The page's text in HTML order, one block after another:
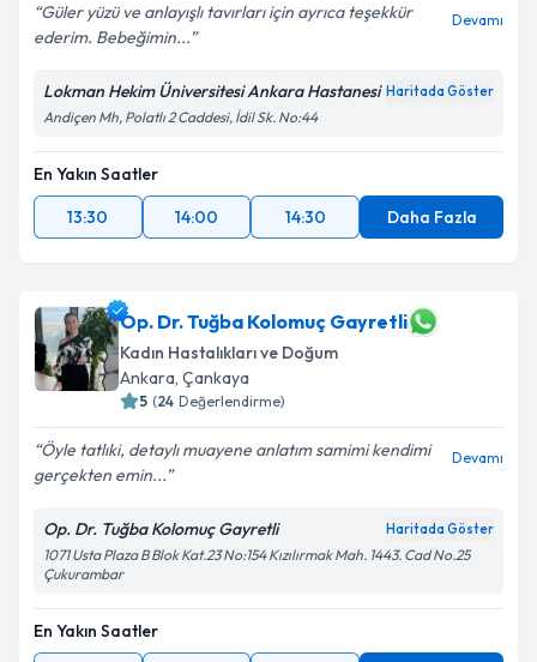
Güler yüzü ve anlayışlı tavırları için ayrıca teşekkür
ederim. Bebeğimin...
Devamı
Lokman Hekim Üniversitesi Ankara Hastanesi Haritada Göster
Andiçen Mh, Polatlı 2 Caddesi, İdil Sk. No:44
En Yakın Saatler
13:30
14:00 14:30 Daha Fazla
Op. Dr. Tuğba Kolomuç Gayretli
Kadın Hastalıkları ve Doğum
Ankara, Çankaya
5 (24 Değerlendirme)
Öyle tatlıki, detaylı muayene anlatım samimi kendimi
gerçekten emin...
Devamı
Op. Dr. Tuğba Kolomuç Gayretli Haritada Göster
1071 Usta Plaza B Blok Kat.23 No:154 Kızılırmak Mah. 1443. Cad No.25
Çukurambar
En Yakın Saatler